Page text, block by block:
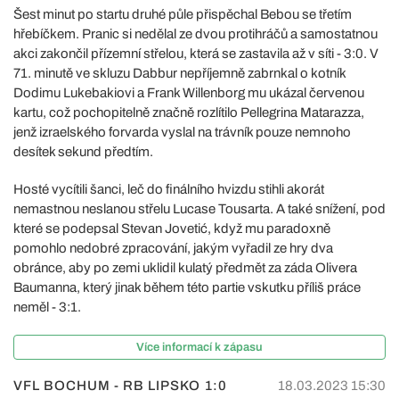
Šest minut po startu druhé půle přispěchal Bebou se třetím
hřebíčkem. Pranic si nedělal ze dvou protihráčů a samostatnou
akci zakončil přízemní střelou, která se zastavila až v síti - 3:0. V
71. minutě ve skluzu Dabbur nepříjemně zabrnkal o kotník
Dodimu Lukebakiovi a Frank Willenborg mu ukázal červenou
kartu, což pochopitelně značně rozlítilo Pellegrina Matarazza,
jenž izraelského forvarda vyslal na trávník pouze nemnoho
desítek sekund předtím.
Hosté vycítili šanci, leč do finálního hvizdu stihli akorát
nemastnou neslanou střelu Lucase Tousarta. A také snížení, pod
které se podepsal Stevan Jovetić, když mu paradoxně
pomohlo nedobré zpracování, jakým vyřadil ze hry dva
obránce, aby po zemi uklidil kulatý předmět za záda Olivera
Baumanna, který jinak během této partie vskutku příliš práce
neměl - 3:1.
Více informací k zápasu
VFL BOCHUM - RB LIPSKO 1:0 18.03.2023 15:30